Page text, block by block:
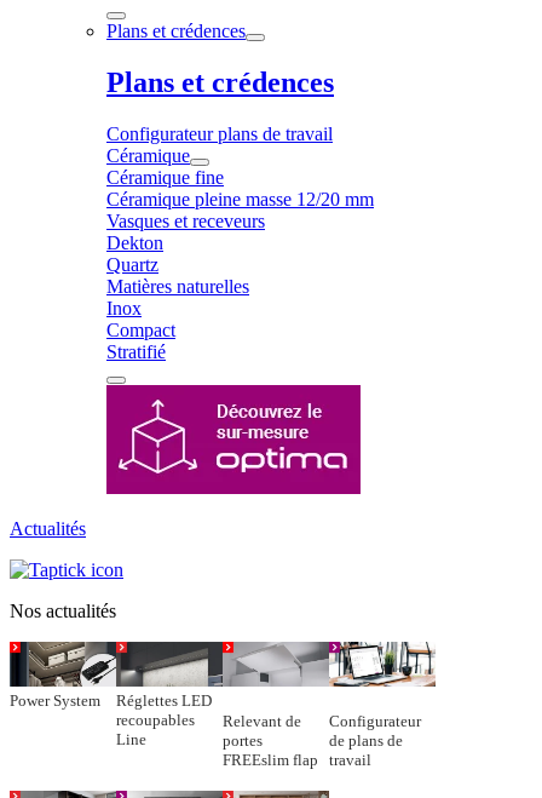
Plans et crédences
Plans et crédences
Configurateur plans de travail
Céramique
Céramique fine
Céramique pleine masse 12/20 mm
Vasques et receveurs
Dekton
Quartz
Matières naturelles
Inox
Compact
Stratifié
Actualités
Nos actualités
Power System
Réglettes LED
recoupables
Line
Relevant de
portes
FREEslim flap
Configurateur
de plans de
travail